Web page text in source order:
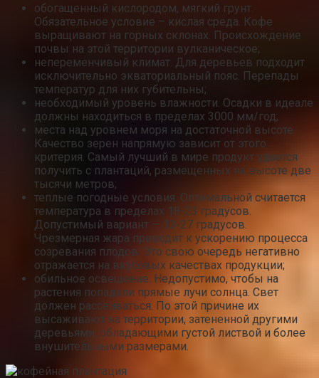
обогащенный кислородом, мягкий грунт.
Обязательное условие – кислая среда. Кофе
выращивают на горных склонах. Происхождение
почвы на этой территории вулканическое;
непеременчивый климат. Для деревьев подходит
исключительно экваториальный пояс. Перепады
температур для них губительны;
необходимый уровень влажности. Осадки в идеале
должны находиться в пределах 3000 мм/год;
места над уровнем моря на достаточной высоте.
Качество зерен напрямую зависит от этого
критерия. Самый лучший в мире продукт удается
получить с плантаций, размещенных на высоте две
тысячи метров;
теплые погодные условия. Оптимальной считается
температура в пределах 18-23 градусов.
Допустимый вариант — 13-27 градусов.
Чрезмерная жара приводит к ускорению процесса
созревания плодов. Это свою очередь негативно
отражается на вкусовых качествах продукции;
обильное освещение. Недопустимо, чтобы на
растения попадали прямые лучи солнца. Свет
должен рассеиваться. По этой причине их
высаживают на территории, затененной другими
деревьями, обладающими густой листвой и более
внушительными размерами.